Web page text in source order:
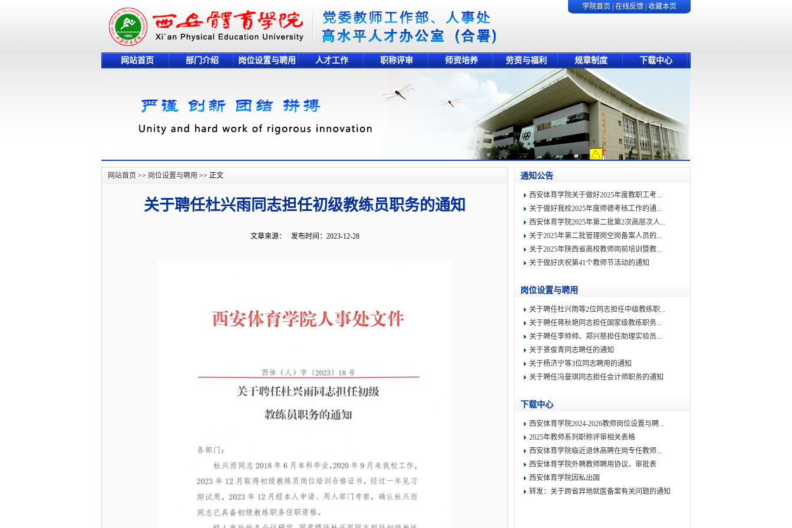
学院首页|在线反馈|收藏本页
网站首页 部门介绍 岗位设置与聘用 人才工作 职称评审 师资培养 劳资与福利 规章制度 下载中心
网站首页 >> 岗位设置与聘用 >> 正文
关于聘任杜兴雨同志担任初级教练员职务的通知
文章来源： 发布时间：2023-12-28
通知公告
西安体育学院关于做好2025年度教职工考...
关于做好我校2025年度师德考核工作的通...
西安体育学院2025年第二批第2次高层次人...
关于2025年第二批管理岗空岗备案人员的...
关于2025年陕西省高校教师岗前培训暨教...
关于做好庆祝第41个教师节活动的通知
岗位设置与聘用
关于聘任杜兴雨等2位同志担任中级教练职...
关于聘任蒋秋艳同志担任国家级教练职务...
关于聘任李帅帅、郑兴慈担任助理实验员...
关于景俊青同志聘任的通知
关于杨济宁等3位同志聘用的通知
关于聘任冯曼琪同志担任会计师职务的通知
下载中心
西安体育学院2024-2026教师岗位设置与聘...
2025年教师系列职称评审相关表格
西安体育学院临近退休高聘在岗专任教师...
西安体育学院外聘教师聘用协议、审批表
西安体育学院因私出国
转发：关于跨省异地就医备案有关问题的通知